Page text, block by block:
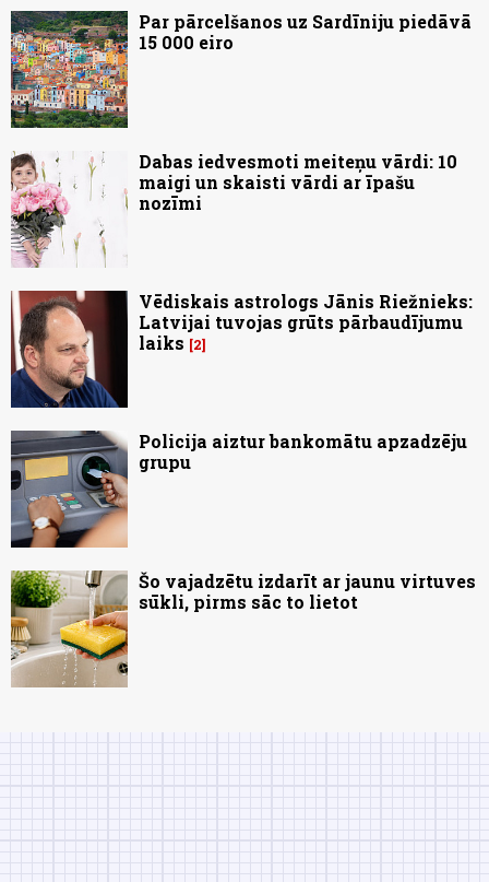
Par pārcelšanos uz Sardīniju piedāvā
15 000 eiro
Dabas iedvesmoti meiteņu vārdi: 10
maigi un skaisti vārdi ar īpašu
nozīmi
Vēdiskais astrologs Jānis Riežnieks:
Latvijai tuvojas grūts pārbaudījumu
laiks
2
Policija aiztur bankomātu apzadzēju
grupu
Šo vajadzētu izdarīt ar jaunu virtuves
sūkli, pirms sāc to lietot